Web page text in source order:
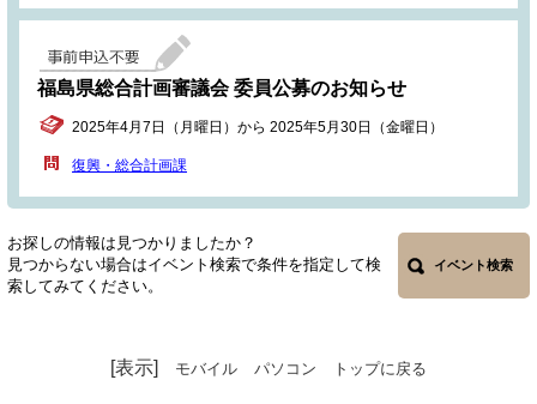
福島県総合計画審議会 委員公募のお知らせ
2025年4月7日（月曜日）から 2025年5月30日（金曜日）
復興・総合計画課
お探しの情報は見つかりましたか？
見つからない場合はイベント検索で条件を指定して検
索してみてください。
イベント検索
[表示] モバイル パソコン トップに戻る